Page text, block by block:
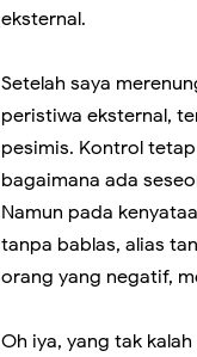
eksternal.
Setelah saya
peristiwa eksternal,
pesimis. Kontrol
bagaimana ada
Namun pada
tanpa bablas, alias
orang yang negatif,
Oh iya, yang tak